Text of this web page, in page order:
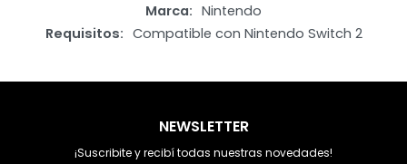
Marca
Nintendo
Requisitos
Compatible con Nintendo Switch 2
NEWSLETTER
¡Suscribite y recibí todas nuestras novedades!